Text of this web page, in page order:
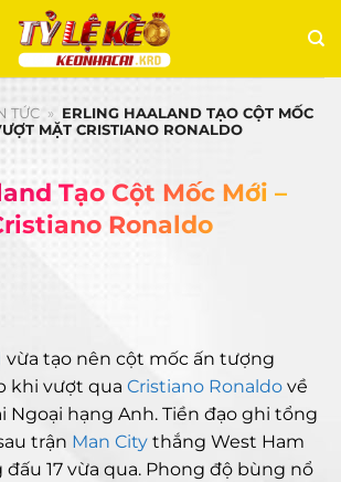
TỨC » ERLING HAALAND TẠO CỘT MỐC
MẶT CRISTIANO RONALDO
Tạo Cột Mốc Mới –
Ronaldo
vừa tạo nên cột mốc ấn tượng
khi vượt qua Cristiano Ronaldo về
Ngoại hạng Anh. Tiền đạo ghi tổng
trận Man City thắng West Ham
đấu 17 vừa qua. Phong độ bùng nổ